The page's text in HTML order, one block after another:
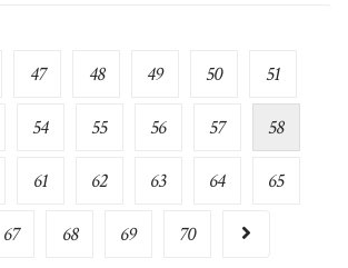
47 48 49 50 51
54 55 56 57 58
61 62 63 64 65
67 68 69 70